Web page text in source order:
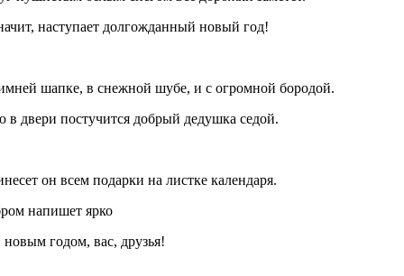
наступает долгожданный новый год!
шапке, в снежной шубе, и с огромной бородой.
в двери постучится добрый дедушка седой.
он всем подарки на листке календаря.
напишет ярко
годом, вас, друзья!